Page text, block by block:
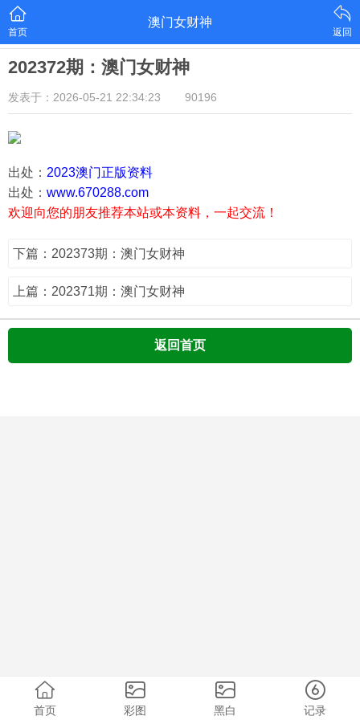
首页
澳门女财神
返回
202372期：澳门女财神
发表于：2026-05-21 22:34:23 90196
出处： 2023澳门正版资料
出处： www.670288.com
欢迎向您的朋友推荐本站或本资料，一起交流！
下篇：202373期：澳门女财神
上篇：202371期：澳门女财神
返回首页
首页 彩图 黑白 记录